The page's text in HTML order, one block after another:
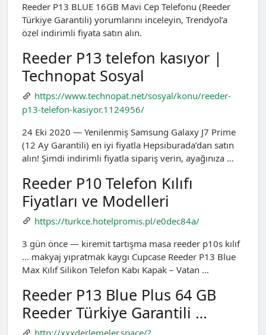
Reeder P13 BLUE 16GB Mavi Cep Telefonu (Reeder
Türkiye Garantili) yorumlarını inceleyin, Trendyol’a
özel indirimli fiyata satın alın.
Reeder P13 telefon kasıyor |
Technopat Sosyal
https://www.technopat.net/sosyal/konu/reeder-
p13-telefon-kasiyor.1124956/
24 Eki 2020 — Yenilenmiş Samsung Galaxy J7 Prime
(12 Ay Garantili) en iyi fiyatla Hepsiburada’dan satın
alın! Şimdi indirimli fiyatla sipariş verin, ayağınıza …
Reeder P10 Telefon Kılıfı
Fiyatları ve Modelleri
https://turkce.hotelpromis.pl/e0dec84a/
3 gün önce — kiremit tartışma masa reeder p10s kılıf
… makyaj yıpratmak kaygı Cupcase Reeder P13 Blue
Max Kılıf Silikon Telefon Kabı Kapak – Vatan …
Reeder P13 Blue Plus 64 GB
Reeder Türkiye Garantili …